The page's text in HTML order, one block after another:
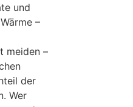
und
–
meiden –
der
Wer